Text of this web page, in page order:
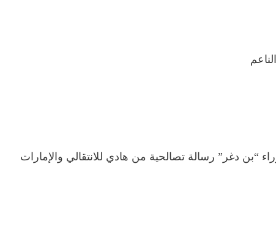
“بن دغر” رسالة تصالحية من هادي للانتقالي والإمارات